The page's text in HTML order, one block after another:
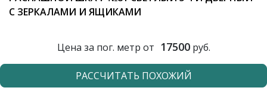
С ЗЕРКАЛАМИ И ЯЩИКАМИ
Цена за пог. метр от 17500руб.
РАССЧИТАТЬ ПОХОЖИЙ